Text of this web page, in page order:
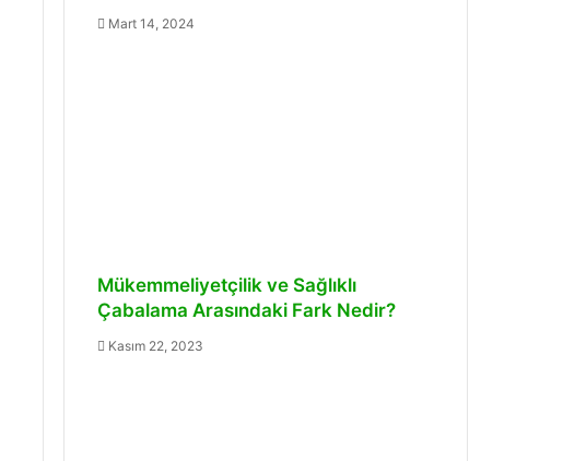
Mart 14, 2024
Mükemmeliyetçilik ve Sağlıklı
Çabalama Arasındaki Fark Nedir?
Kasım 22, 2023